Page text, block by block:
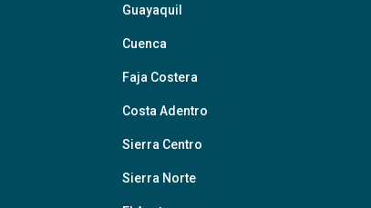
Guayaquil
Cuenca
Faja Costera
Costa Adentro
Sierra Centro
Sierra Norte